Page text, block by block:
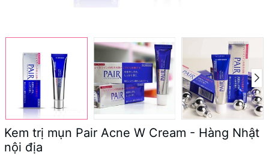
Kem trị mụn Pair Acne W Cream - Hàng Nhật
nội địa